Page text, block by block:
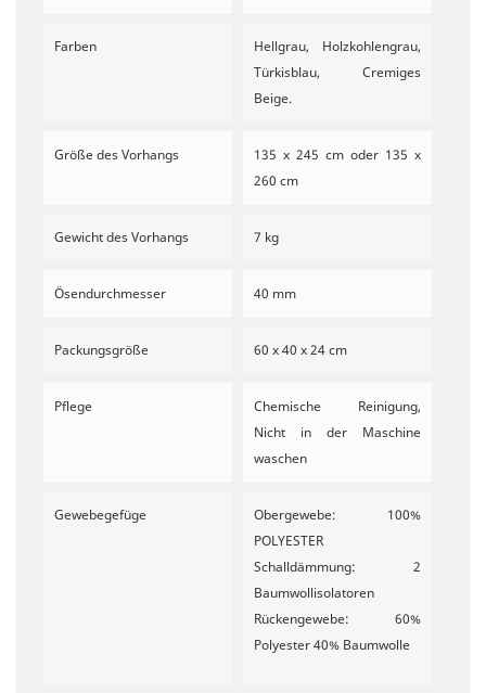
Farben
Hellgrau, Holzkohlengrau,
Türkisblau, Cremiges
Beige.
Größe des Vorhangs
135 x 245 cm oder 135 x
260 cm
Gewicht des Vorhangs 7 kg
Ösendurchmesser 40 mm
Packungsgröße 60 x 40 x 24 cm
Pflege
Chemische Reinigung,
Nicht in der Maschine
waschen
Gewebegefüge
Obergewebe: 100%
POLYESTER
Schalldämmung: 2
Baumwollisolatoren
Rückengewebe: 60%
Polyester 40% Baumwolle